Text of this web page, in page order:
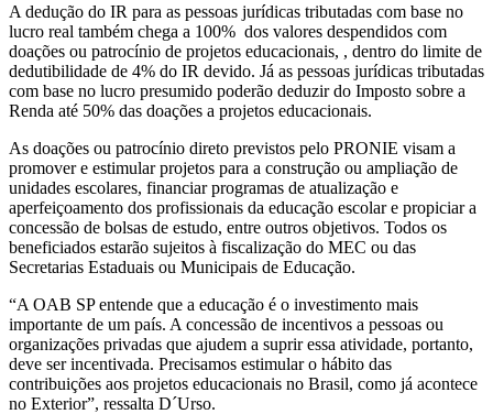
A dedução do IR para as pessoas jurídicas tributadas com base no
lucro real também chega a 100% dos valores despendidos com
doações ou patrocínio de projetos educacionais, , dentro do limite de
dedutibilidade de 4% do IR devido. Já as pessoas jurídicas tributadas
com base no lucro presumido poderão deduzir do Imposto sobre a
Renda até 50% das doações a projetos educacionais.
As doações ou patrocínio direto previstos pelo PRONIE visam a
promover e estimular projetos para a construção ou ampliação de
unidades escolares, financiar programas de atualização e
aperfeiçoamento dos profissionais da educação escolar e propiciar a
concessão de bolsas de estudo, entre outros objetivos. Todos os
beneficiados estarão sujeitos à fiscalização do MEC ou das
Secretarias Estaduais ou Municipais de Educação.
“A OAB SP entende que a educação é o investimento mais
importante de um país. A concessão de incentivos a pessoas ou
organizações privadas que ajudem a suprir essa atividade, portanto,
deve ser incentivada. Precisamos estimular o hábito das
contribuições aos projetos educacionais no Brasil, como já acontece
no Exterior”, ressalta D´Urso.